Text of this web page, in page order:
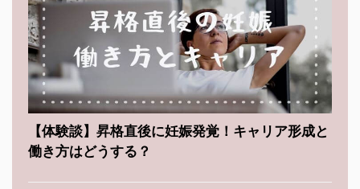
【体験談】昇格直後に妊娠発覚！キャリア形成と
働き方はどうする？